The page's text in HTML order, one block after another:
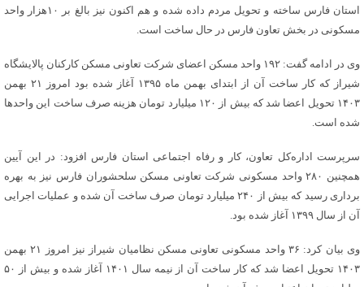
استان فارس ساخته و تحویل مردم داده شده و هم اکنون نیز بالغ بر ۱۰هزار واحد
مسکونی در بخش تعاون فارس در حال ساخت است.
وی در ادامه گفت: ۱۹۲ واحد مسکن اعضای شرکت تعاونی مسکن کارکنان پالایشگاه
شیراز که کار ساخت آن از ابتدای بهمن ماه ۱۳۹۵ آغاز شده بود امروز ۲۱ بهمن
۱۴۰۳ تحویل اعضا شد که بیش از ۱۲۰ میلیارد تومان هزینه صرف ساخت این واحدها
شده است.
سرپرست اداره‌کل تعاون، کار و رفاه اجتماعی استان فارس افزود: در این آیین
همچنین ۲۸۰ واحد مسکونی شرکت تعاونی مسکن سلحشوران فارس نیز به بهره
برداری رسید که بیش از ۲۴۰ میلیارد تومان صرف ساخت آن شده و عملیات اجرایی
آن از سال ۱۳۹۹ آغاز شده بود.
وی بیان کرد: ۳۶ واحد مسکونی تعاونی مسکن نظامیان شیراز نیز امروز ۲۱ بهمن
۱۴۰۳ تحویل اعضا شد که کار ساخت آن از نیمه سال ۱۴۰۱ آغاز شده و بیش از ۵۰